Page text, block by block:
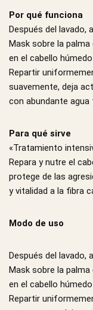
Por qué funciona
Después del lavado,
Mask sobre la
en el cabello
Repartir
suavemente, deja
con abundante agua
Para qué sirve
«Tratamiento
Repara y nutre el
protege de las
y vitalidad a la fibra
Modo de uso
Después del lavado,
Mask sobre la
en el cabello
Repartir